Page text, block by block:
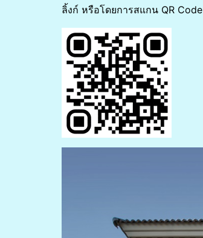
ลิ้งก์ หรือโดยการสแกน QR